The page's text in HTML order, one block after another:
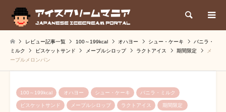
検索
レビュー記事一覧 100～199kcal オハヨー シュー・ケーキ
バニラ・
ミルク
ビスケットサンド メープルシロップ ラクトアイス 期間限定
メ
ープルメロンパン
100～199kcal オハヨー シュー・ケーキ バニラ・ミルク
ビスケットサンド メープルシロップ ラクトアイス 期間限定